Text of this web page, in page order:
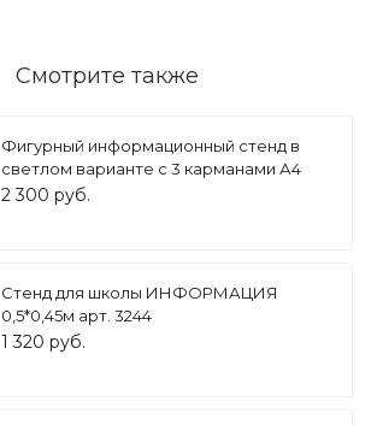
Смотрите также
Фигурный информационный стенд в
светлом варианте с 3 карманами А4
0,9*0,5м арт. ИНФ1473
2 300 руб.
Стенд для школы ИНФОРМАЦИЯ
0,5*0,45м арт. 3244
1 320 руб.